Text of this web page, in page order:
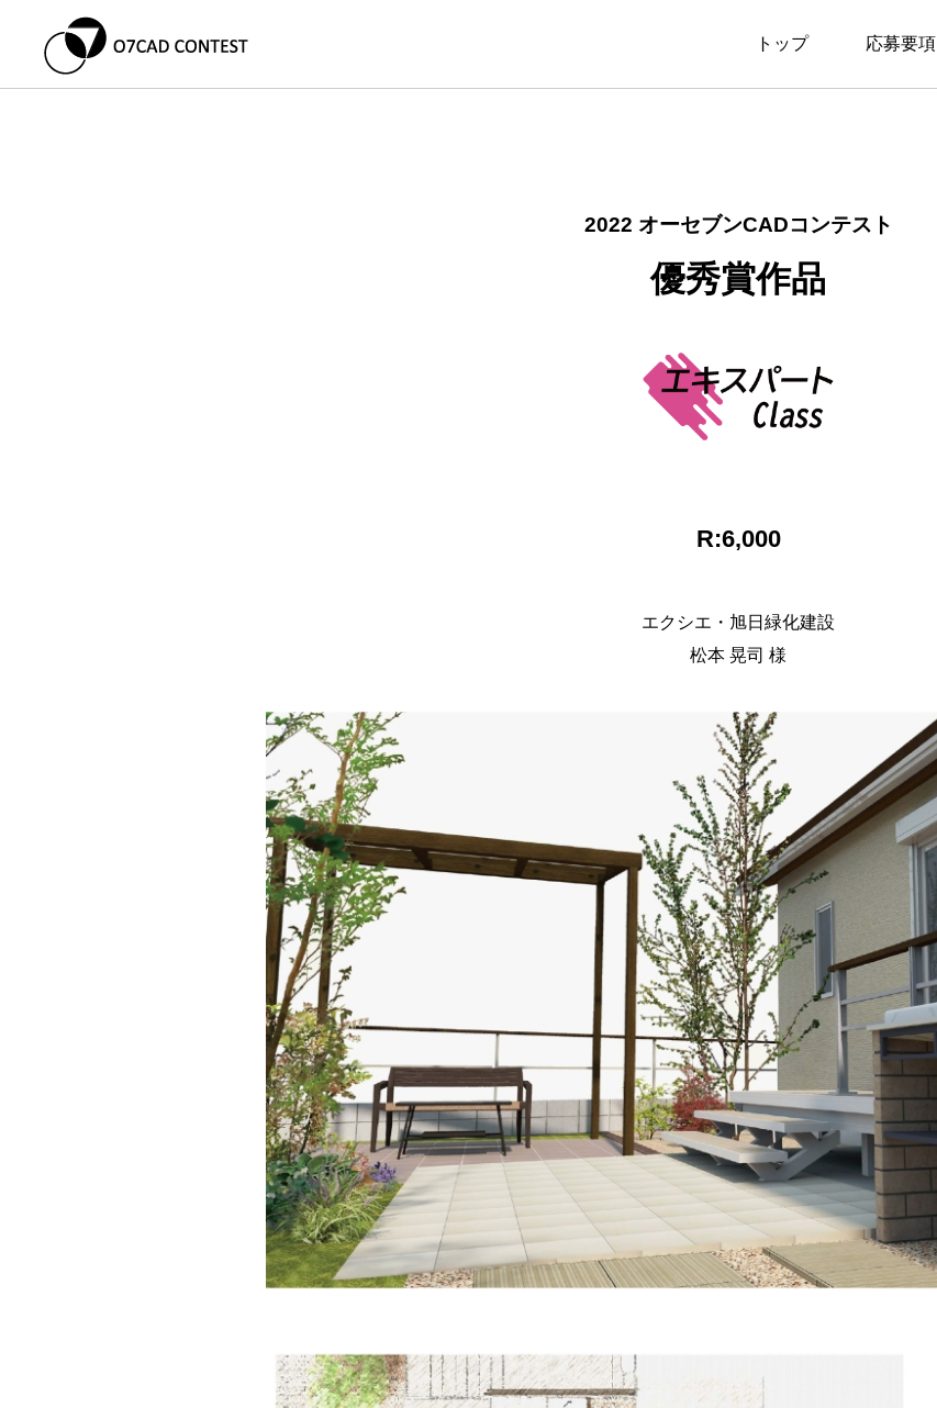
トップ 応募要項
2022 オーセブンCADコンテスト
優秀賞作品
R:6,000
エクシエ・旭日緑化建設
松本 晃司 様